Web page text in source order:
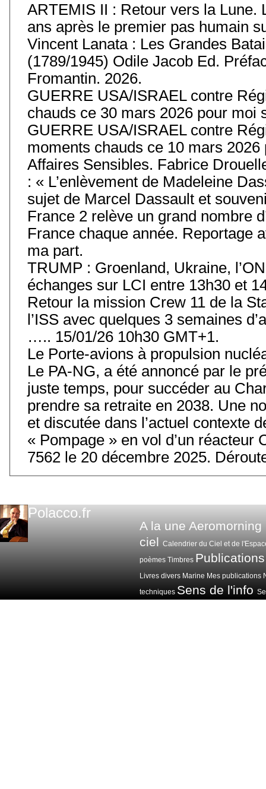
ARTEMIS II : Retour vers la Lune.
ans après le premier pas humain
Vincent Lanata : Les Grandes
(1789/1945) Odile Jacob Ed.
Fromantin. 2026.
GUERRE USA/ISRAEL contre
chauds ce 30 mars 2026 pour moi
GUERRE USA/ISRAEL contre
moments chauds ce 10 mars
Affaires Sensibles. Fabrice
: « L’enlèvement de Madeleine
sujet de Marcel Dassault et
France 2 relève un grand nombre
France chaque année. Reportage
ma part.
TRUMP : Groenland, Ukraine,
échanges sur LCI entre 13h30 et
Retour la mission Crew 11 de la
l’ISS avec quelques 3 semaines
….. 15/01/26 10h30 GMT+1.
Le Porte-avions à propulsion
Le PA-NG, a été annoncé par le
juste temps, pour succéder au
prendre sa retraite en 2038. Une
et discutée dans l’actuel contexte
« Pompage » en vol d’un réacteur
7562 le 20 décembre 2025.
Polacco.fr
A la une Aeromorning
ciel Calendrier du Ciel et de
poèmes Timbres Publications
Livres divers Marine Mes publications
techniques Sens de l'info